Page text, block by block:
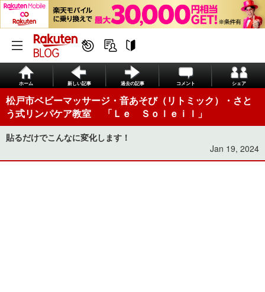
ホーム 新しい記事 過去の記事 コメント シェア
松戸市ベビーマッサージ・音あそび（リトミック）・さと
う式リンパケア教室 「Ｌｅ Ｓｏｌｅｉｌ」
貼るだけでこんなに変化します！
Jan 19, 2024